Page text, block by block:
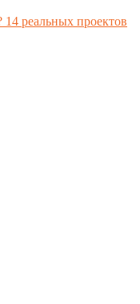
реальных проектов